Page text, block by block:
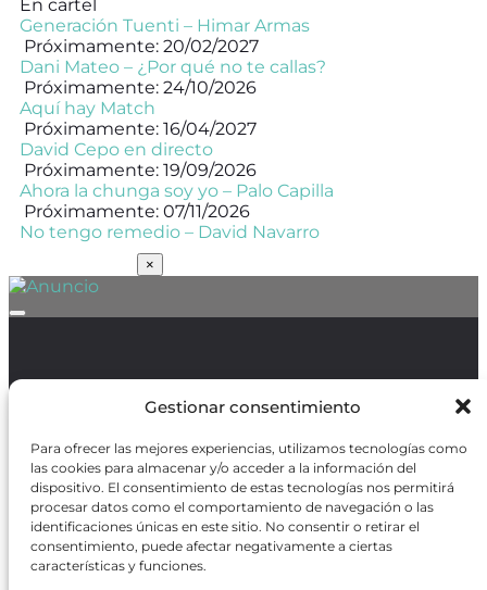
Gestionar consentimiento
Para ofrecer las mejores experiencias, utilizamos tecnologías como
las cookies para almacenar y/o acceder a la información del
dispositivo. El consentimiento de estas tecnologías nos permitirá
procesar datos como el comportamiento de navegación o las
identificaciones únicas en este sitio. No consentir o retirar el
consentimiento, puede afectar negativamente a ciertas
características y funciones.
En cartel
Generación Tuenti – Himar Armas
Próximamente: 20/02/2027
Dani Mateo – ¿Por qué no te callas?
Próximamente: 24/10/2026
Aquí hay Match
Próximamente: 16/04/2027
David Cepo en directo
Próximamente: 19/09/2026
Ahora la chunga soy yo – Palo Capilla
Próximamente: 07/11/2026
No tengo remedio – David Navarro
×
Política de Protección de Datos/Política de Cookies
REVISTA ONLINE
CARTELERA TEATRO MADRID
CENTROS DE FORMACIÓN